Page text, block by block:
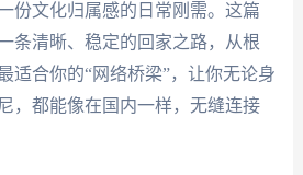
份文化归属感的日常刚需。这篇
条清晰、稳定的回家之路，从根
适合你的“网络桥梁”，让你无论身
，都能像在国内一样，无缝连接